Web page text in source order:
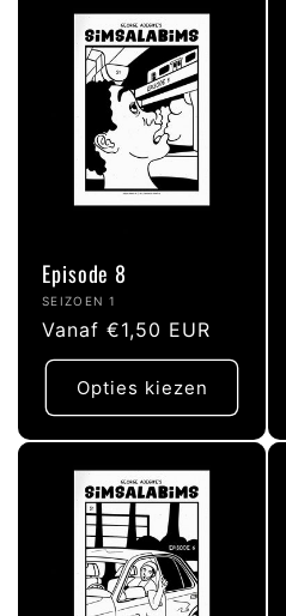
Episode 8
Verkoper:
SEIZOEN 1
Normale
prijs
Vanaf €1,50 EUR
Opties kiezen